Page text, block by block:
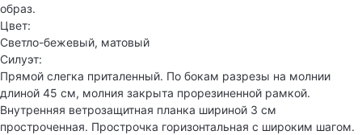
образ.
Цвет:
Светло-бежевый, матовый
Силуэт:
Прямой слегка приталенный. По бокам разрезы на молнии
длиной 45 см, молния закрыта прорезиненной рамкой.
Внутренняя ветрозащитная планка шириной 3 см
простроченная. Прострочка горизонтальная с широким шагом.